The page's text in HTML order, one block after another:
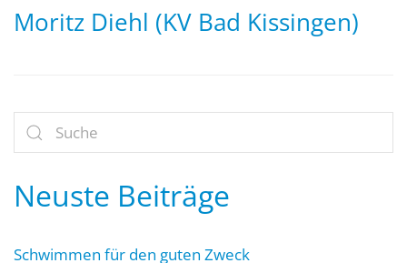
Moritz Diehl (KV Bad Kissingen)
Neuste Beiträge
Schwimmen für den guten Zweck